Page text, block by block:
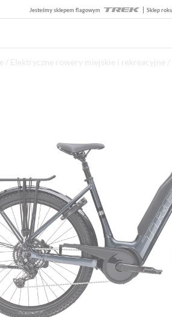
Jesteśmy sklepem flagowym Sklep
Elektryczne rowery miejskie i rekreacyjne